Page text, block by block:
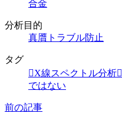
合金
分析目的
真贋トラブル防止
タグ
X線スペクトル分析
ではない
前の記事